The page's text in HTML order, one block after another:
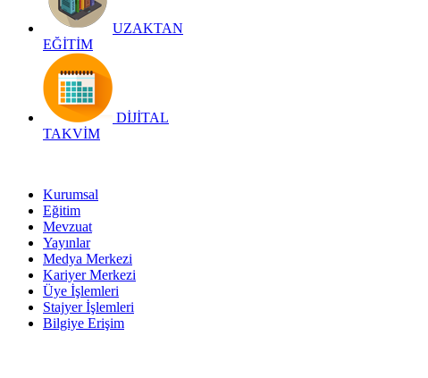
UZAKTAN
EĞİTİM
DİJİTAL
TAKVİM
Kurumsal
Eğitim
Mevzuat
Yayınlar
Medya Merkezi
Kariyer Merkezi
Üye İşlemleri
Stajyer İşlemleri
Bilgiye Erişim